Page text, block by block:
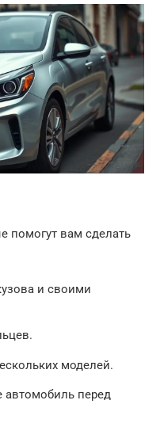
помогут вам сделать
и своими
моделей.
автомобиль перед